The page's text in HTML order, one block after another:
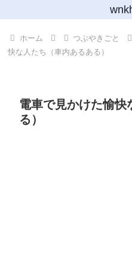
ホーム つぶやきごと
快な人たち（車内あるある）
電車で見かけた愉快
る）